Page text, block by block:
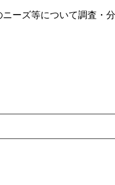
ーズ等について調査・